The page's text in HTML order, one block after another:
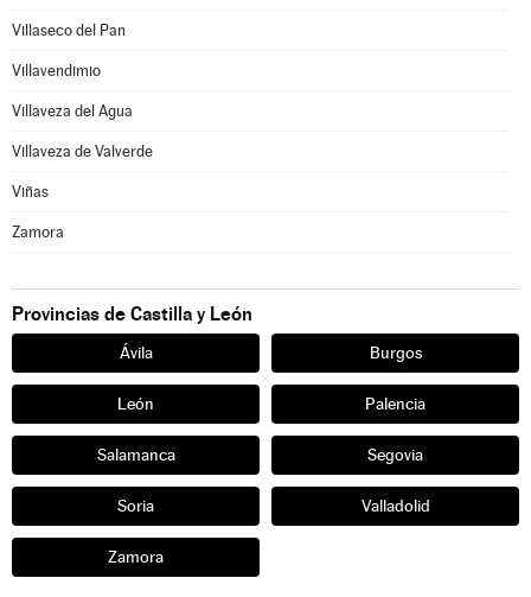
Villaseco del Pan
Villavendimio
Villaveza del Agua
Villaveza de Valverde
Viñas
Zamora
Provincias de Castilla y León
Ávila Burgos
León Palencia
Salamanca Segovia
Soria Valladolid
Zamora